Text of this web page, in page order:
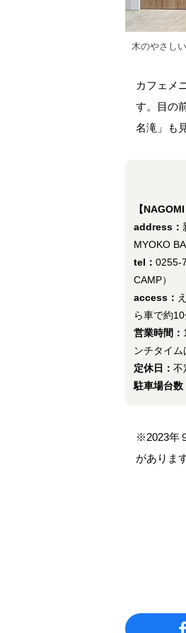
木のやさし
カフェメ
す。目の
名滝」も
【
address：
MYOKO
tel： 0255-
CAMP）
access：
ら車で約
営業時間：
ンチタイ
定休日： 不
駐車場台数
※2023年
がありま